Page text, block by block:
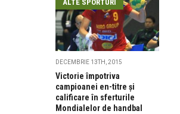
ALTE SPORTURI
DECEMBRIE 13TH, 2015
Victorie împotriva
campioanei en-titre şi
calificare în sferturile
Mondialelor de handbal